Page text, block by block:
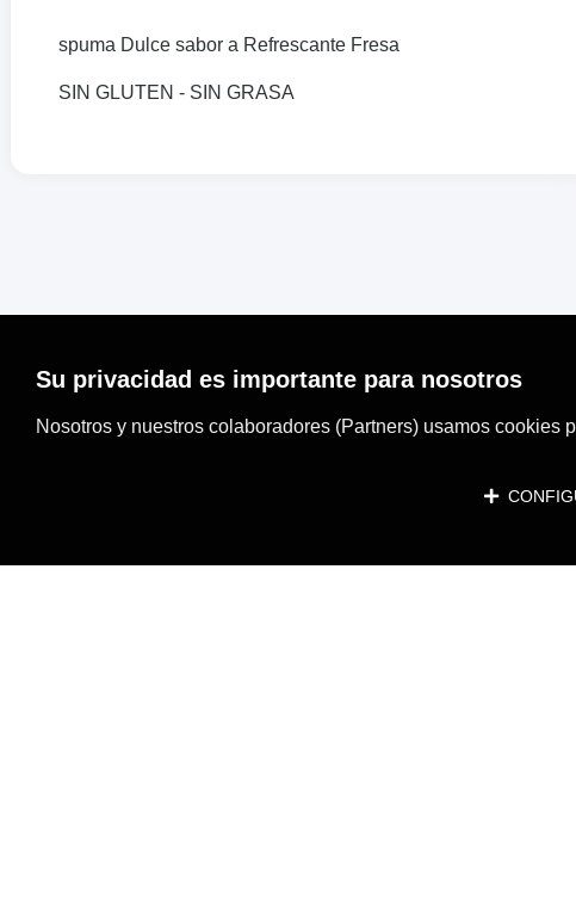
spuma Dulce sabor a Refrescante Fresa
SIN GLUTEN - SIN GRASA
Su privacidad es importante para nosotros
Nosotros y nuestros colaboradores (Partners) usamos